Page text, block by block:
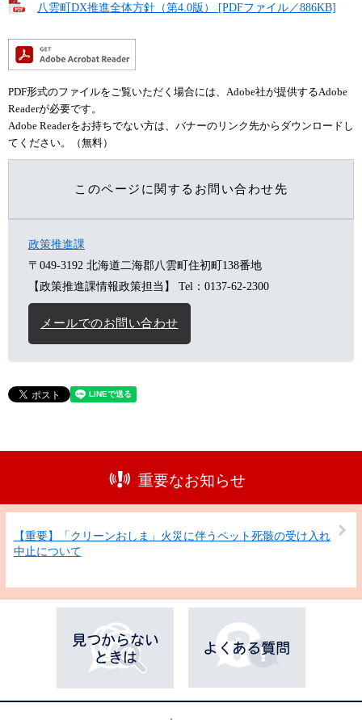
八雲町DX推進全体方針（第4.0版） [PDFファイル／886KB]
PDF形式のファイルをご覧いただく場合には、Adobe社が提供するAdobe
Readerが必要です。
Adobe Readerをお持ちでない方は、バナーのリンク先からダウンロードし
てください。（無料）
このページに関するお問い合わせ先
政策推進課
〒049-3192 北海道二海郡八雲町住初町138番地
【政策推進課情報政策担当】
Tel：0137-62-2300
メールでのお問い合わせ
重要なお知らせ
【重要】「クリーンおしま」火災に伴うペット死骸の受け入れ
中止について